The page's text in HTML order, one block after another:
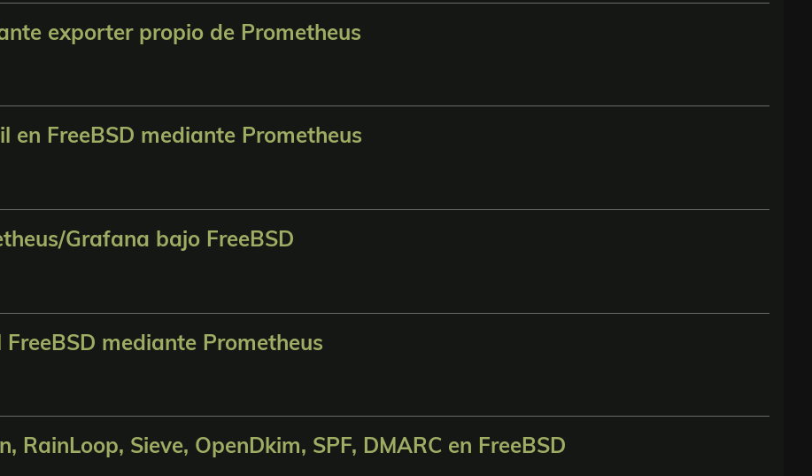
exporter propio de Prometheus
en FreeBSD mediante Prometheus
Grafana bajo FreeBSD
mediante Prometheus
RainLoop, Sieve, OpenDkim, SPF, DMARC en FreeBSD